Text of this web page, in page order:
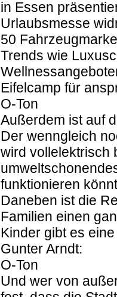
in Essen
Urlaubsmesse
50
Trends wie
Eifelcamp für
O-Ton
Außerdem ist auf
Der wenngleich
wird vollelektrisch
funktionieren
Daneben ist die
Familien einen
Kinder gibt es
Gunter Arndt:
O-Ton
Und wer von